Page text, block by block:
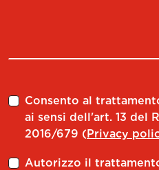
Consento al
ai sensi dell'art. 13 del
2016/679 (Privacy
Autorizzo il